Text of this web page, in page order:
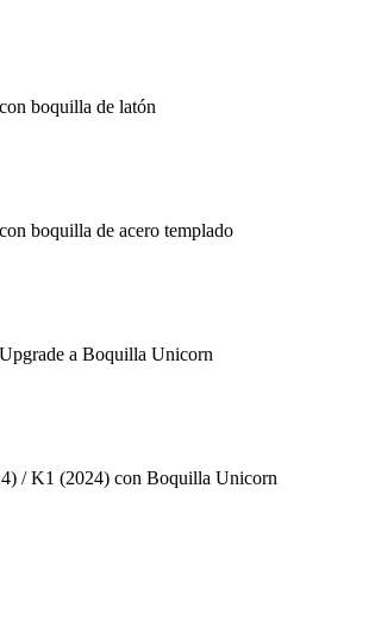
boquilla de latón
boquilla de acero templado
a Boquilla Unicorn
/ K1 (2024) con Boquilla Unicorn